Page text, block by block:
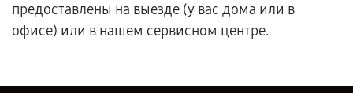
предоставлены на выезде (у вас дома или в
офисе) или в нашем сервисном центре.